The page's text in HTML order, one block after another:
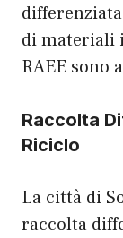
di materiali
RAEE sono
Raccolta
Riciclo
La città di
raccolta